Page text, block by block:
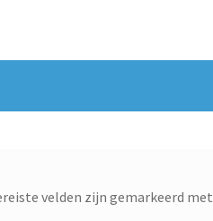
velden zijn gemarkeerd met